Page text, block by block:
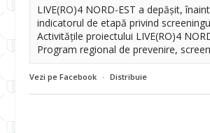
LIVE(RO)4 NORD-EST a depășit,
indicatorul de etapă privind
Activitățile proiectului LIVE(RO)4
Program regional de prevenire,
Vezi pe Facebook · Distribuie